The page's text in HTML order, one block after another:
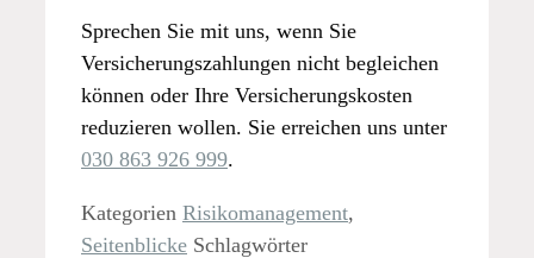
Sprechen Sie mit uns, wenn Sie
Versicherungszahlungen nicht begleichen
können oder Ihre Versicherungskosten
reduzieren wollen. Sie erreichen uns unter
030 863 926 999.
Kategorien Risikomanagement,
Seitenblicke Schlagwörter